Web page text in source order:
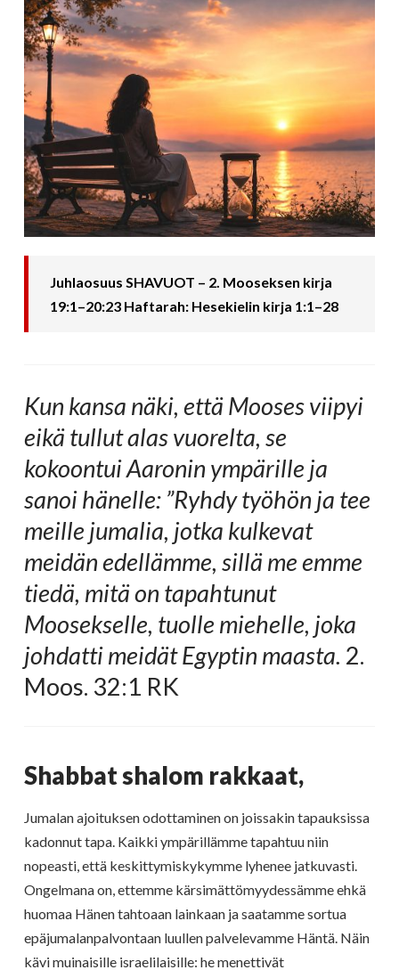
Juhlaosuus SHAVUOT – 2. Mooseksen kirja
19:1–20:23 Haftarah: Hesekielin kirja 1:1–28
Kun kansa näki, että Mooses viipyi
eikä tullut alas vuorelta, se
kokoontui Aaronin ympärille ja
sanoi hänelle: ”Ryhdy työhön ja tee
meille jumalia, jotka kulkevat
meidän edellämme, sillä me emme
tiedä, mitä on tapahtunut
Moosekselle, tuolle miehelle, joka
johdatti meidät Egyptin maasta. 2.
Moos. 32:1 RK
Shabbat shalom rakkaat,
Jumalan ajoituksen odottaminen on joissakin tapauksissa
kadonnut tapa. Kaikki ympärillämme tapahtuu niin
nopeasti, että keskittymiskykymme lyhenee jatkuvasti.
Ongelmana on, ettemme kärsimättömyydessämme ehkä
huomaa Hänen tahtoaan lainkaan ja saatamme sortua
epäjumalanpalvontaan luullen palvelevamme Häntä. Näin
kävi muinaisille israelilaisille: he menettivät